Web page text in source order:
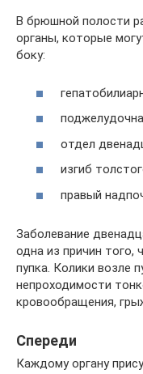
В брюшной полости
органы, которые
боку:
отдел
изгиб
правый
Заболевание
одна из причин того,
пупка. Колики возле
непроходимости
кровообращения,
Спереди
Каждому органу